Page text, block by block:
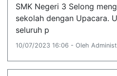
SMK Negeri 3 Selong
sekolah dengan Upacara.
seluruh p
10/07/2023 16:06 - Oleh